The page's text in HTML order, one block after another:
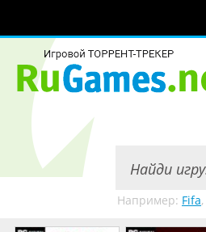
Например: Fifa,